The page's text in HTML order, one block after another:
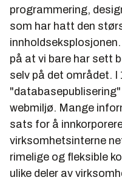
programmering,
som har hatt den
på at vi bare har sett
selv på det området. I
webmiljø. Mange
sats for å
virksomhetsinterne
rimelige og fleksible
ulike deler av